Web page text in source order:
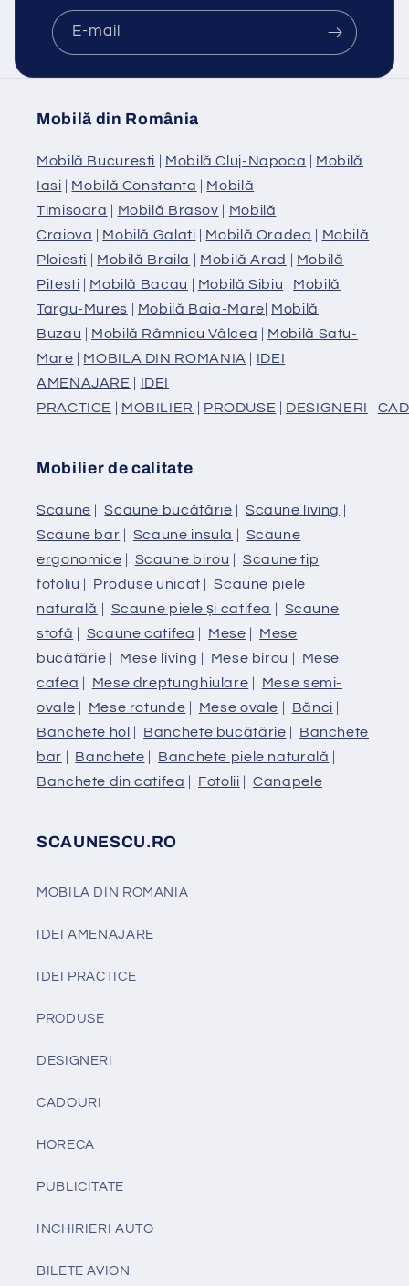
E-mail
Mobilă din România
Mobilă Bucuresti | Mobilă Cluj-Napoca | Mobilă
Iasi | Mobilă Constanta | Mobilă
Timisoara | Mobilă Brasov | Mobilă
Craiova | Mobilă Galati | Mobilă Oradea | Mobilă
Ploiesti | Mobilă Braila | Mobilă Arad | Mobilă
Pitesti | Mobilă Bacau | Mobilă Sibiu | Mobilă
Targu-Mures | Mobilă Baia-Mare| Mobilă
Buzau | Mobilă Râmnicu Vâlcea | Mobilă Satu-
Mare | MOBILA DIN ROMANIA | IDEI
AMENAJARE | IDEI
PRACTICE | MOBILIER | PRODUSE | DESIGNERI |
Mobilier de calitate
Scaune |Scaune bucătărie | Scaune living |
Scaune bar | Scaune insula | Scaune
ergonomice | Scaune birou | Scaune tip
fotoliu | Produse unicat |Scaune piele
naturală | Scaune piele și catifea | Scaune
stofă | Scaune catifea | Mese | Mese
bucătărie | Mese living | Mese birou | Mese
cafea | Mese dreptunghiulare | Mese semi-
ovale | Mese rotunde | Mese ovale | Bănci |
Banchete hol | Banchete bucătărie | Banchete
bar | Banchete | Banchete piele naturală |
Banchete din catifea | Fotolii |Canapele
SCAUNESCU.RO
MOBILA DIN ROMANIA
IDEI AMENAJARE
IDEI PRACTICE
PRODUSE
DESIGNERI
CADOURI
HORECA
PUBLICITATE
INCHIRIERI AUTO
BILETE AVION